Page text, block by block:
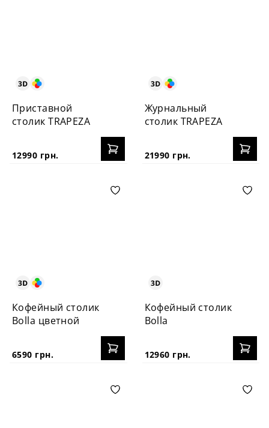
Приставной
столик TRAPEZA
12990 грн.
Журнальный
столик TRAPEZA
21990 грн.
Кофейный столик
Bolla цветной
6590 грн.
Кофейный столик
Bolla
12960 грн.